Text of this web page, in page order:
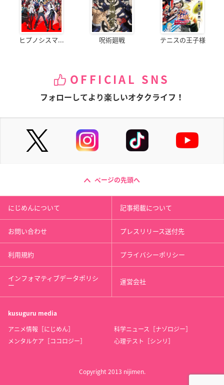
ヒプノシスマ... 呪術廻戦 テニスの王子様
OFFICIAL SNS
フォローしてより楽しいオタクライフ！
ページの先頭へ
にじめんについて 記事掲載について
お問い合わせ プレスリリース送付先
利用規約 プライバシーポリシー
インフォマティブデータポリシ
ー 運営会社
kusuguru media
アニメ情報［にじめん］
科学ニュース［ナゾロジー］
メンタルケア［ココロジー］
心理テスト［シンリ］
Copyright 2013 nijimen.